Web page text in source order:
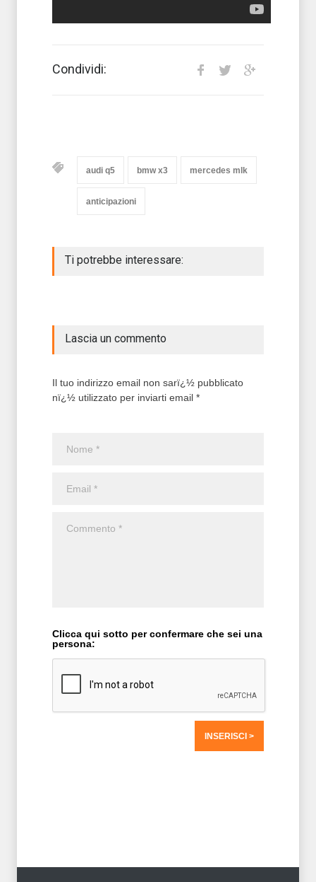
Condividi:
audi q5 bmw x3 mercedes mlk
anticipazioni
Ti potrebbe interessare:
Lascia un commento
Il tuo indirizzo email non sarï¿½ pubblicato
nï¿½ utilizzato per inviarti email *
Clicca qui sotto per confermare che sei una
persona: